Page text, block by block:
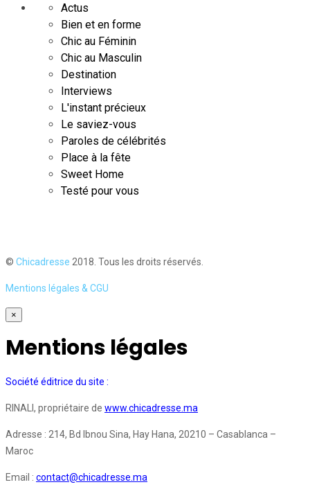
Actus
Bien et en forme
Chic au Féminin
Chic au Masculin
Destination
Interviews
L'instant précieux
Le saviez-vous
Paroles de célébrités
Place à la fête
Sweet Home
Testé pour vous
© Chicadresse 2018. Tous les droits réservés.
Mentions légales & CGU
×
Mentions légales
Société éditrice du site :
RINALI, propriétaire de www.chicadresse.ma
Adresse : 214, Bd Ibnou Sina, Hay Hana, 20210 – Casablanca –
Maroc
Email : contact@chicadresse.ma